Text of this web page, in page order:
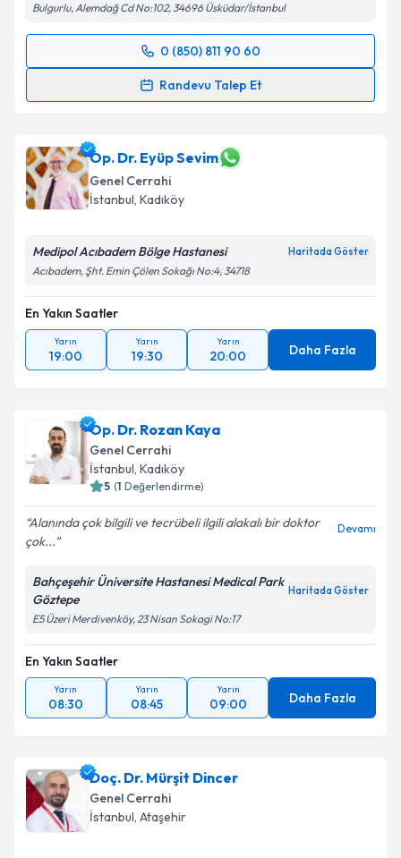
Bulgurlu, Alemdağ Cd No:102, 34696 Üsküdar/İstanbul
0 (850) 811 90 60
Randevu Talep Et
Randevu Takvimi Talebi
takvim hazırlandığında e-posta ile bilgilendireceğiz.
E-posta Adresiniz
Kişisel verilerimin işlenmesine ilişkin
Metni'ni okudum ve kişisel verilerimin belirtilen
kapsamda işlenmesini kabul ediyorum.
Takvim Talebini Gönder
Op. Dr. Eyüp Sevim
Genel Cerrahi
İstanbul, Kadıköy
Medipol Acıbadem Bölge Hastanesi Haritada Göster
Acıbadem, Şht. Emin Çölen Sokağı No:4, 34718
En Yakın Saatler
Yarın
19:00
Yarın
19:30
Yarın
20:00 Daha Fazla
Op. Dr. Rozan Kaya
Genel Cerrahi
İstanbul, Kadıköy
5 (1 Değerlendirme)
Alanında çok bilgili ve tecrübeli ilgili alakalı bir doktor
çok...
Devamı
Bahçeşehir Üniversite Hastanesi Medical Park
Göztepe
Haritada Göster
E5 Üzeri Merdivenköy, 23 Nisan Sokagi No:17
En Yakın Saatler
Yarın
08:30
Yarın
08:45
Yarın
09:00 Daha Fazla
Doç. Dr. Mürşit Dincer
Genel Cerrahi
İstanbul, Ataşehir